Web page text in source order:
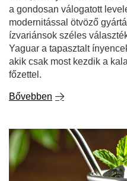
a gondosan válogatott
modernitással ötvöző
ízvariánsok széles
Yaguar a tapasztalt
akik csak most kezdik a
főzettel.
Bővebben